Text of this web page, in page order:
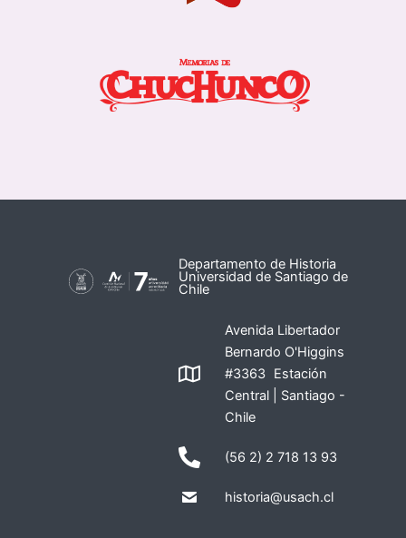
Departamento de Historia
Universidad de Santiago de
Chile
Avenida Libertador
Bernardo O'Higgins
#3363 Estación
Central | Santiago -
Chile
(56 2) 2 718 13 93
historia@usach.cl